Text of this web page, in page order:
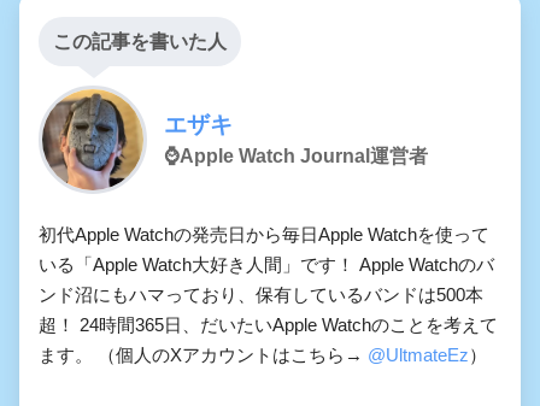
この記事を書いた人
エザキ
⌚️Apple Watch Journal運営者
初代Apple Watchの発売日から毎日Apple Watchを使って
いる「Apple Watch大好き人間」です！ Apple Watchのバ
ンド沼にもハマっており、保有しているバンドは500本
超！ 24時間365日、だいたいApple Watchのことを考えて
ます。 （個人のXアカウントはこちら→ @UltmateEz）